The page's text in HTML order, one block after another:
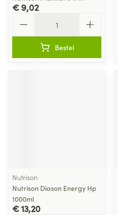
€ 9,02
Bestel
Nutrison
Nutrison Diason Energy Hp
1000ml
€ 13,20